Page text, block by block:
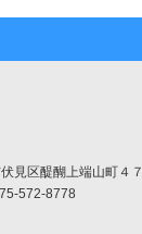
見区醍醐上端山町４７
572-8778